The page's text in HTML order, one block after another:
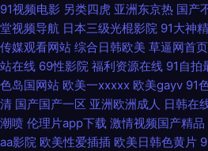
久国产媒体 深夜福利姬 91社在线视频 福利
线路一二三 午夜激情福利草逼网 97亚洲精
区二区三区 中文字幕久热 成人97 麻豆cao
丁香五月美韩成人图片 五月丁香婷婷成人网
91视频电影 另类四虎 亚洲东京热 国产
堂视频导航 日本三级光棍影院 91大神
传媒观看网站 综合日韩欧美 草逼网首页
站在线 69性影院 福利资源在线 91自拍
色岛国网站 欧美一xxxxx 欧美gayv 91
清 国产国产一区 亚洲欧洲成人 日韩在
潮喷 伦理片app下载 激情视频国产精品
aa影院 欧美性爱插插 欧美日韩色黄片